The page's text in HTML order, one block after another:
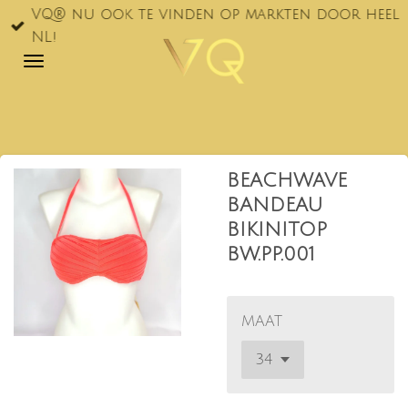
Ga
direct
naar
VQ® nu ook te vinden op markten door heel
NL!
BEACHWAVE
BANDEAU
BIKINITOP
BW.PP.001
MAAT